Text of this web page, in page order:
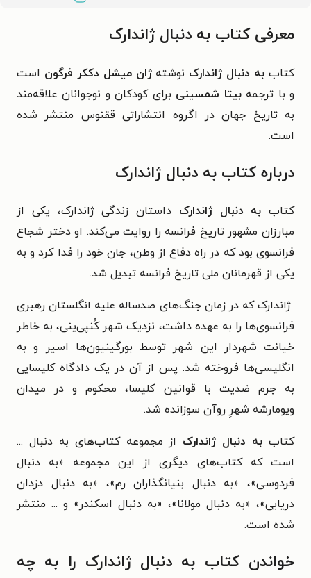
معرفی کتاب به دنبال ژاندارک
کتاببه دنبال ژاندارک نوشته ژان میشل دککر فرگون است
و با ترجمهبیتا شمسینی برای کودکان و نوجوانان علاقه‌مند
به تاریخ جهان در اگروه انتشاراتی ققنوس منتشر شده
است.
درباره کتاب به دنبال ژاندارک
کتاب به دنبال ژاندارک داستان زندگی ژاندارک، یکی از
مبارزان مشهور تاریخ فرانسه را روایت می‌کند. او دختر شجاع
فرانسوی بود که در راه دفاع از وطن، جان خود را فدا کرد و به
یکی از قهرمانان ملی تاریخ فرانسه تبدیل شد.
ژاندارک که در زمان جنگ‌های صدساله علیه انگلستان رهبری
فرانسوی‌ها را به عهده داشت، نزدیک شهر کُنپی‌ینی، به خاطر
خیانت شهردار این شهر توسط بورگینیون‌ها اسیر و به
انگلیسی‌ها فروخته شد. پس از آن در یک دادگاه کلیسایی
به جرم ضدیت با قوانین کلیسا، محکوم و در میدان
ویومارشه شهرِ روآن سوزانده شد.
کتاببه دنبال ژاندارک از مجموعه­ کتاب‌های به دنبال ...
است که کتاب‌های دیگری از این مجموعه «به دنبال
فردوسی»، «به دنبال بنیانگذاران رم»، «به دنبال دزدان
دریایی»، «به دنبال مولانا»، «به دنبال اسکندر» و ... منتشر
شده است.
خواندن کتاب به دنبال ژاندارک را به چه